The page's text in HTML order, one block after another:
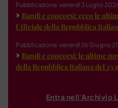
Pubblicazione: venerdì 3 Luglio
Bandi e concorsi: ecco le
Ufficiale della Repubblica
Pubblicazione: venerdì 26 Giugno
Bandi e concorsi: le ultime
della Repubblica Italiana del 23
Entra nell'Archivio